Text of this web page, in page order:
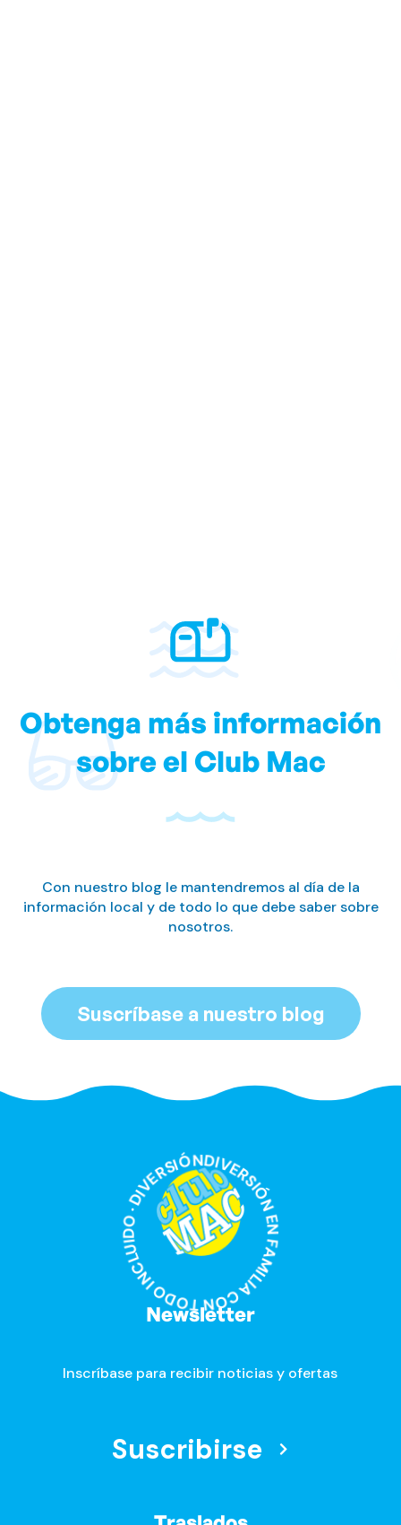
Obtenga más información
sobre el Club Mac
Con nuestro blog le mantendremos al día de la
información local y de todo lo que debe saber sobre
nosotros.
Suscríbase a nuestro blog
DIVERSIÓN EN FAMILIA CON TODO INCLUIDO · DIVERSIÓN EN FAMILIA CON TODO INCLUIDO ·
Newsletter
Inscríbase para recibir noticias y ofertas
Suscribirse